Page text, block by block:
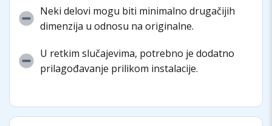
Neki delovi mogu biti minimalno drugačijih
dimenzija u odnosu na originalne.
U retkim slučajevima, potrebno je dodatno
prilagođavanje prilikom instalacije.